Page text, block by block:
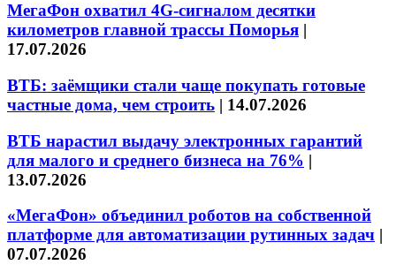
МегаФон охватил 4G-сигналом десятки
километров главной трассы Поморья |
17.07.2026
ВТБ: заёмщики стали чаще покупать готовые
частные дома, чем строить | 14.07.2026
ВТБ нарастил выдачу электронных гарантий
для малого и среднего бизнеса на 76% |
13.07.2026
«МегаФон» объединил роботов на собственной
платформе для автоматизации рутинных задач |
07.07.2026